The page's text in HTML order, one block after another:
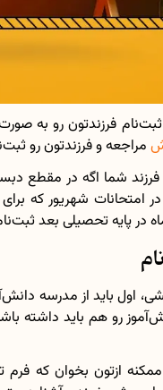
فرزندتون رو به
مراجعه و فرزندتون رو
سپس، در امتحانات
در پایه تحصیلی بعد
اول باید از مدرسه
رو هم باید داشته
ازتون بخوان که